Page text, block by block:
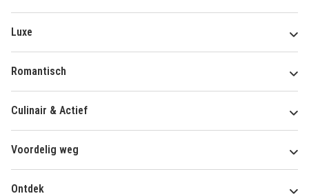
Luxe
Romantisch
Culinair & Actief
Voordelig weg
Ontdek